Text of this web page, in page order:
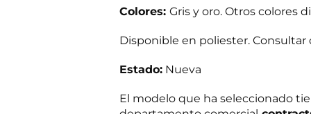
Colores: Gris y oro. Otros colores
Disponible en poliester.
Estado: Nueva
El modelo que ha seleccionado
o
r
e
o
e
c
o